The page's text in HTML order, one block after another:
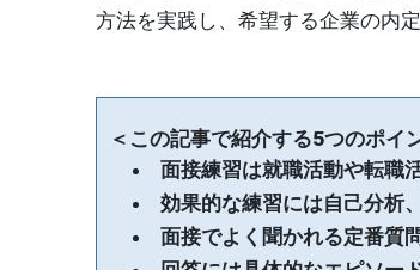
方法を実践し、希望する企業の内
＜この記事で紹介する5つのポイ
面接練習は就職活動や転職
効果的な練習には自己分析
面接でよく聞かれる定番質